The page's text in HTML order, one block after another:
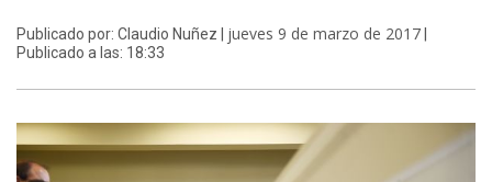
Publicado por: Claudio Nuñez | jueves 9 de marzo de 2017
Publicado a las: 18:33